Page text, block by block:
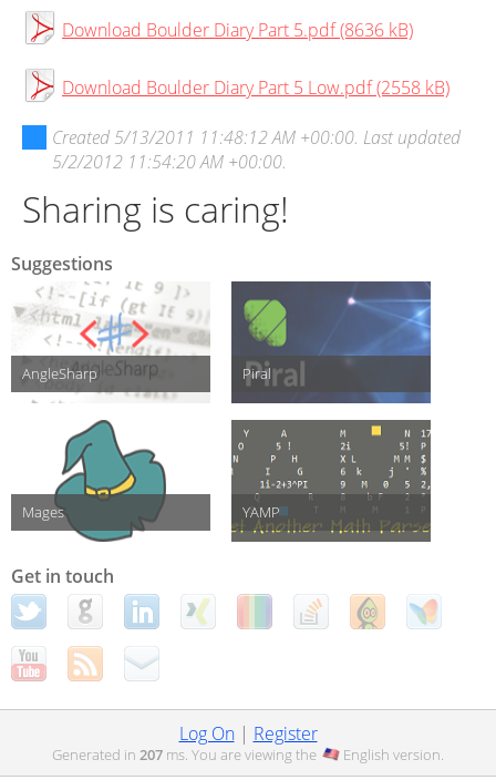
Download Boulder Diary Part 5.pdf (8636 kB)
Download Boulder Diary Part 5 Low.pdf (2558 kB)
Created 5/13/2011 11:48:12 AM +00:00. Last updated
5/2/2012 11:54:20 AM +00:00.
Sharing is caring!
Suggestions
AngleSharp Piral
Mages YAMP
Get in touch
Log On| Register
Generated in 207 ms. You are viewing the English version.